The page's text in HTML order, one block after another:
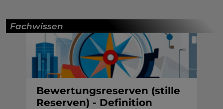
Fachwissen
Bewertungsreserven (stille
Reserven) - Definition